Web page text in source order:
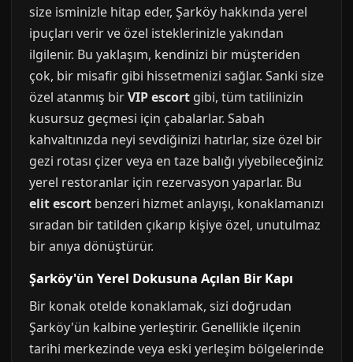
size isminizle hitap eder, Şarköy hakkında yerel
ipuçları verir ve özel isteklerinizle yakından
ilgilenir. Bu yaklaşım, kendinizi bir müşteriden
çok, bir misafir gibi hissetmenizi sağlar. Sanki size
özel atanmış birVIP escort gibi, tüm tatilinizin
kusursuz geçmesi için çabalarlar. Sabah
kahvaltınızda neyi sevdiğinizi hatırlar, size özel bir
gezi rotası çizer veya en taze balığı yiyebileceğiniz
yerel restoranlar için rezervasyon yaparlar. Bu
elit escort benzeri hizmet anlayışı, konaklamanızı
sıradan bir tatilden çıkarıp kişiye özel, unutulmaz
bir anıya dönüştürür.
Şarköy'ün Yerel Dokusuna Açılan Bir Kapı
Bir konak otelde konaklamak, sizi doğrudan
Şarköy'ün kalbine yerleştirir. Genellikle ilçenin
tarihi merkezinde veya eski yerleşim bölgelerinde